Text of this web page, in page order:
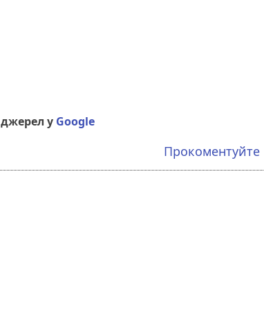
у Google
Прокоментуйте